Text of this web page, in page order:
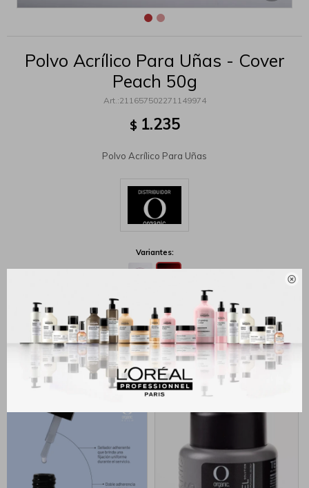

Polvo Acrílico Para Uñas - Cover
Peach 50g
211657502271149974
$ 1.235
Polvo Acrílico Para Uñas
Variantes:
MÉTODOS Y COSTOS DE ENVÍO
Productos que te pueden interesar